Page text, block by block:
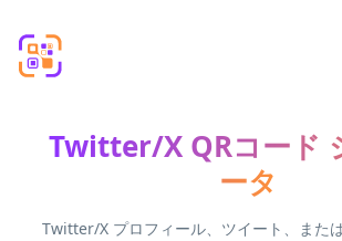
Twitter/X QRコード
ータ
Twitter/X プロフィール、ツイート、また